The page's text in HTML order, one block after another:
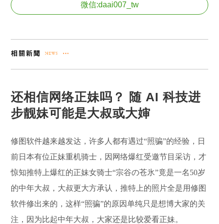
微信:daai007_tw
还相信网络正妹吗？ 随 AI 科技进
步靓妹可能是大叔或大婶
修图软件越来越发达，许多人都有遇过“照骗”的经验，日
前日本有位正妹重机骑士，因网络爆红受邀节目采访，才
惊知推特上爆红的正妹女骑士“宗谷の苍氷”竟是一名50岁
的中年大叔，大叔更大方承认，推特上的照片全是用修图
软件修出来的，这样“照骗”的原因单纯只是想博大家的关
注，因为比起中年大叔，大家还是比较爱看正妹。